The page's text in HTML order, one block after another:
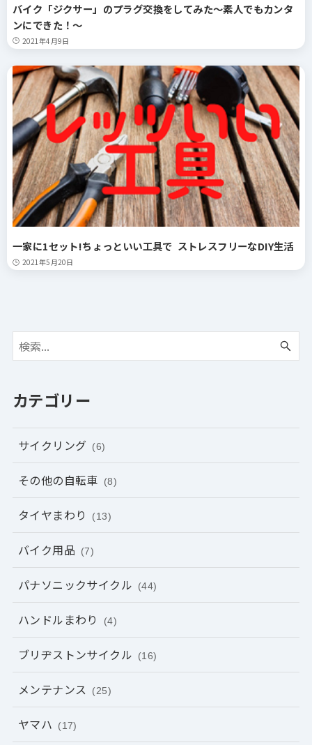
バイク「ジクサー」のプラグ交換をしてみた～素人でもカンタ
ンにできた！～
2021年4月9日
一家に1セット!ちょっといい工具で ストレスフリーなDIY生活
2021年5月20日
カテゴリー
サイクリング (6)
その他の自転車 (8)
タイヤまわり (13)
バイク用品 (7)
パナソニックサイクル (44)
ハンドルまわり (4)
ブリヂストンサイクル (16)
メンテナンス (25)
ヤマハ (17)